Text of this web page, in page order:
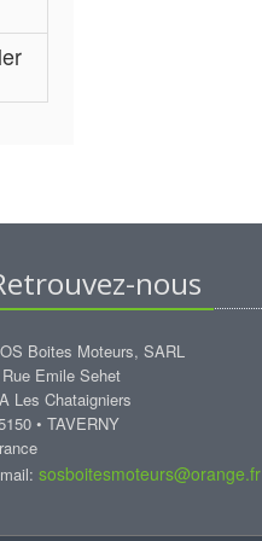
nous
Boites Moteurs, SARL
Emile Sehet
Les Chataigniers
• TAVERNY
sosboitesmoteurs@orange.fr